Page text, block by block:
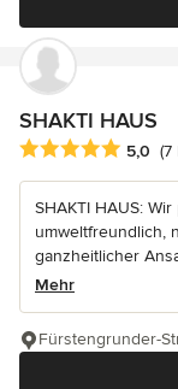
SHAKTI HAUS
Durchschnittliche
5,0 (7
SHAKTI HAUS:
umweltfreundlich,
ganzheitlicher
Mehr
Fürstengrunder-